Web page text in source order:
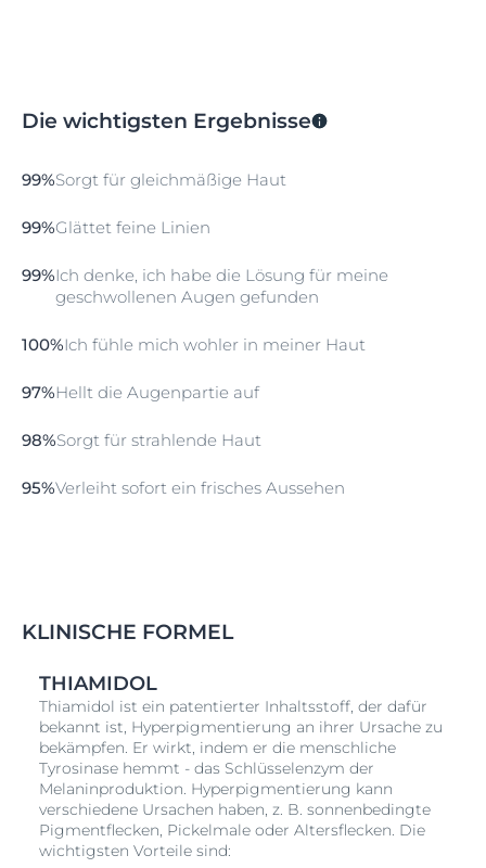
Die wichtigsten Ergebnisse
99%Sorgt für gleichmäßige Haut
99%Glättet feine Linien
99%Ich denke, ich habe die Lösung für meine
geschwollenen Augen gefunden
100%Ich fühle mich wohler in meiner Haut
97%Hellt die Augenpartie auf
98%Sorgt für strahlende Haut
95%Verleiht sofort ein frisches Aussehen
KLINISCHE FORMEL
THIAMIDOL
Thiamidol ist ein patentierter Inhaltsstoff, der dafür
bekannt ist, Hyperpigmentierung an ihrer Ursache zu
bekämpfen. Er wirkt, indem er die menschliche
Tyrosinase hemmt - das Schlüsselenzym der
Melaninproduktion. Hyperpigmentierung kann
verschiedene Ursachen haben, z. B. sonnenbedingte
Pigmentflecken, Pickelmale oder Altersflecken. Die
wichtigsten Vorteile sind: